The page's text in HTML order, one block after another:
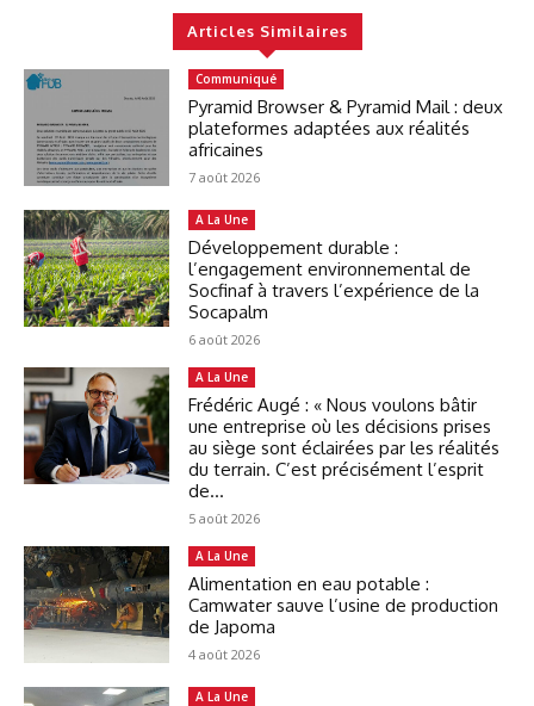
Articles Similaires
Communiqué
Pyramid Browser & Pyramid Mail : deux
plateformes adaptées aux réalités
africaines
7 août 2026
A La Une
Développement durable :
l’engagement environnemental de
Socfinaf à travers l’expérience de la
Socapalm
6 août 2026
A La Une
Frédéric Augé : « Nous voulons bâtir
une entreprise où les décisions prises
au siège sont éclairées par les réalités
du terrain. C’est précisément l’esprit
de...
5 août 2026
A La Une
Alimentation en eau potable :
Camwater sauve l’usine de production
de Japoma
4 août 2026
A La Une